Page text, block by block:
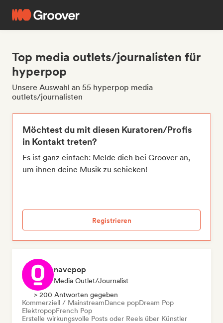
Top media outlets/journalisten für
hyperpop
Unsere Auswahl an 55 hyperpop media
outlets/journalisten
Möchtest du mit diesen Kuratoren/Profis
in Kontakt treten?
Es ist ganz einfach: Melde dich bei Groover an,
um ihnen deine Musik zu schicken!
Registrieren
navepop
Media Outlet/Journalist
> 200 Antworten gegeben
Kommerziell / MainstreamDance popDream Pop
ElektropopFrench Pop
Erstelle wirkungsvolle Posts oder Reels über Künstler